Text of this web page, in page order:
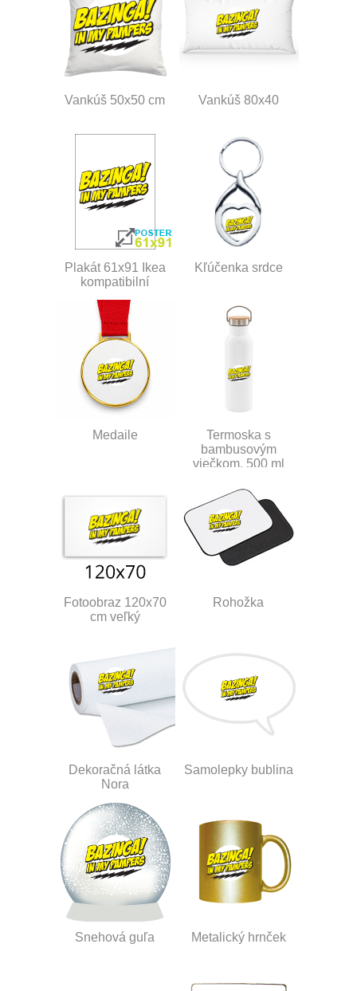
Vankúš 50x50 cm Vankúš 80x40
Plakát 61x91 Ikea
kompatibilní
Kľúčenka srdce
Medaile
Termoska s
bambusovým
viečkom, 500 ml
Fotoobraz 120x70
cm veľký
Rohožka
Dekoračná látka
Nora
Samolepky bublina
Snehová guľa Metalický hrnček